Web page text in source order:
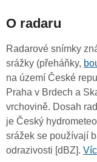
O radaru
Radarové snímky
srážky (přeháňky,
na území České
Praha v Brdech a
vrchovině. Dosah
je Český
srážek se používají
odrazivosti [dBZ].